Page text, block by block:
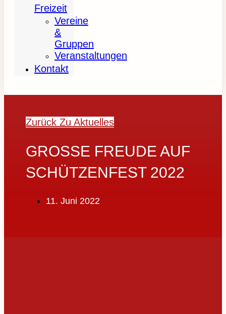
Freizeit
Vereine
&
Gruppen
Veranstaltungen
Kontakt
Zurück Zu Aktuelles
GROSSE FREUDE AUF S
CHÜTZENFEST 2022
11. Juni 2022